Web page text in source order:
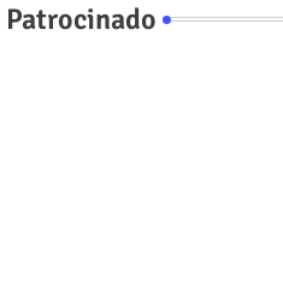
Patrocinado